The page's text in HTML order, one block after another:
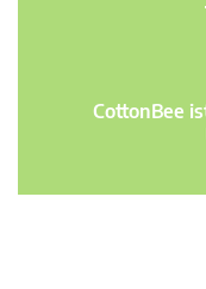
CottonBee